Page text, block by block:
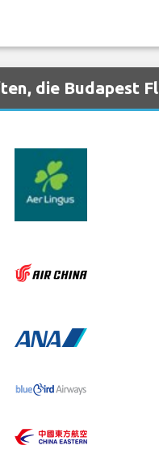
die Budapest